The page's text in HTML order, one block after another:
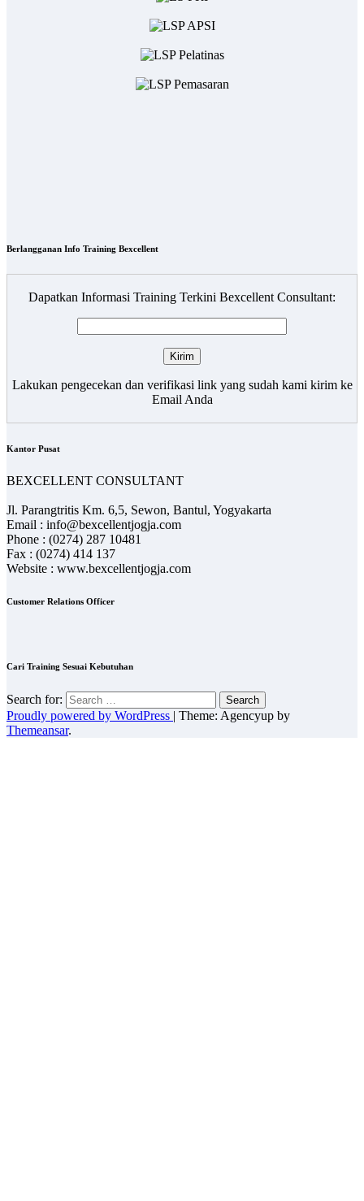
Berlangganan Info Training Bexcellent
Dapatkan Informasi Training Terkini Bexcellent Consultant:
Lakukan pengecekan dan verifikasi link yang sudah kami kirim ke
Email Anda
Kantor Pusat
BEXCELLENT CONSULTANT
Jl. Parangtritis Km. 6,5, Sewon, Bantul, Yogyakarta
Email : info@bexcellentjogja.com
Phone : (0274) 287 10481
Fax : (0274) 414 137
Website : www.bexcellentjogja.com
Customer Relations Officer
Cari Training Sesuai Kebutuhan
Search for:
Proudly powered by WordPress | Theme: Agencyup by
Themeansar.